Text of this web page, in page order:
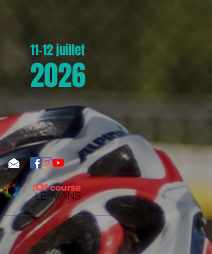
11-12 juillet
2026